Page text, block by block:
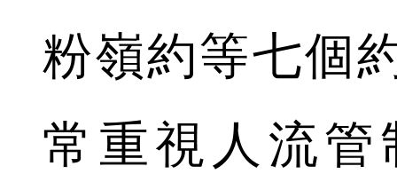
粉嶺約等七個
常重視人流